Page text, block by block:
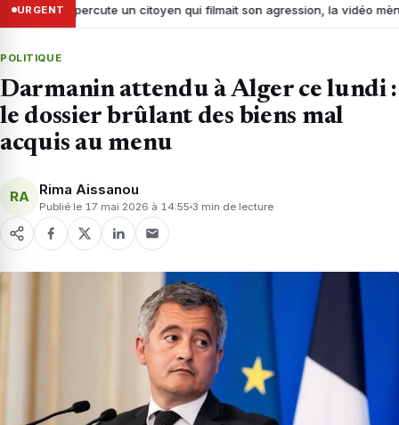
URGENT
il percute un citoyen qui filmait son agression, la vidéo mène à son
POLITIQUE
Darmanin attendu à Alger ce lundi :
le dossier brûlant des biens mal
acquis au menu
RA Rima Aissanou
Publié le 17 mai 2026 à 14:55 3 min de lecture